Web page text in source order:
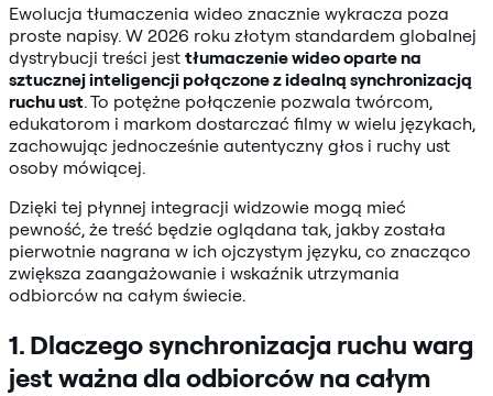
Ewolucja tłumaczenia wideo znacznie wykracza poza
proste napisy. W 2026 roku złotym standardem globalnej
dystrybucji treści jest tłumaczenie wideo oparte na
sztucznej inteligencji połączone z idealną synchronizacją
ruchu ust. To potężne połączenie pozwala twórcom,
edukatorom i markom dostarczać filmy w wielu językach,
zachowując jednocześnie autentyczny głos i ruchy ust
osoby mówiącej.
Dzięki tej płynnej integracji widzowie mogą mieć
pewność, że treść będzie oglądana tak, jakby została
pierwotnie nagrana w ich ojczystym języku, co znacząco
zwiększa zaangażowanie i wskaźnik utrzymania
odbiorców na całym świecie.
1. Dlaczego synchronizacja ruchu warg
jest ważna dla odbiorców na całym